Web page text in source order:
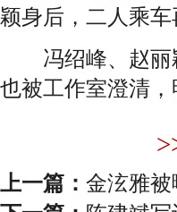
颖身后，二人乘
冯绍峰、赵丽颖
也被工作室澄清，
上一篇： 金泫雅